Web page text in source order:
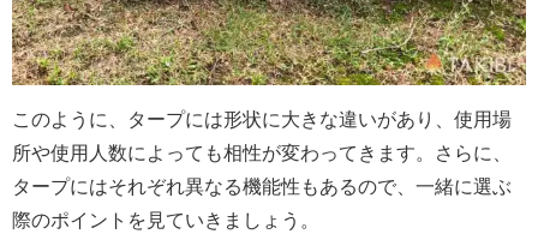
このように、タープには形状に大きな違いがあり、使用場
所や使用人数によっても相性が変わってきます。さらに、
タープにはそれぞれ異なる機能性もあるので、一緒に選ぶ
際のポイントを見ていきましょう。